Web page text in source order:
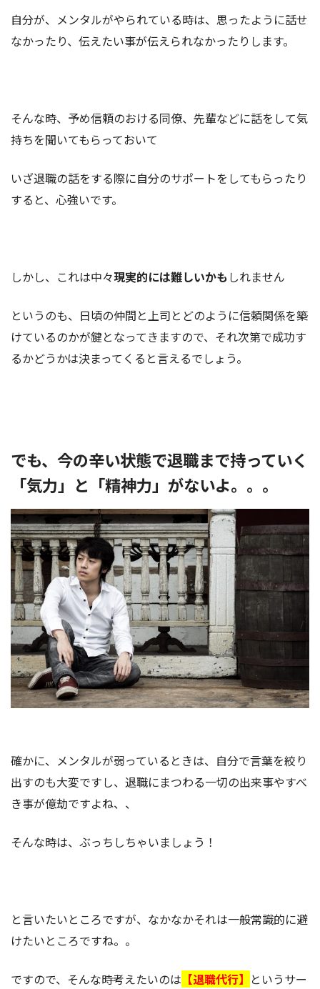
自分が、メンタルがやられている時は、思ったように話せ
なかったり、伝えたい事が伝えられなかったりします。
そんな時、予め信頼のおける同僚、先輩などに話をして気
持ちを聞いてもらっておいて
いざ退職の話をする際に自分のサポートをしてもらったり
すると、心強いです。
しかし、これは中々現実的には難しいかもしれません
というのも、日頃の仲間と上司とどのように信頼関係を築
けているのかが鍵となってきますので、それ次第で成功す
るかどうかは決まってくると言えるでしょう。
でも、今の辛い状態で退職まで持っていく
「気力」と「精神力」がないよ。。。
確かに、メンタルが弱っているときは、自分で言葉を絞り
出すのも大変ですし、退職にまつわる一切の出来事やすべ
き事が億劫ですよね、、
そんな時は、ぶっちしちゃいましょう！
と言いたいところですが、なかなかそれは一般常識的に避
けたいところですね。。
ですので、そんな時考えたいのは 【退職代行】 というサー